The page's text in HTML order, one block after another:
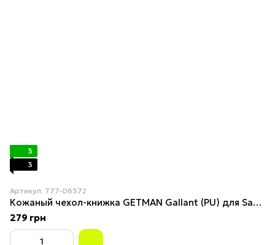
3
3
Артикул: 777-06372
Кожаный чехол-книжка GETMAN Gallant (PU) для Samsung Galaxy M34 5G Синий
279 грн